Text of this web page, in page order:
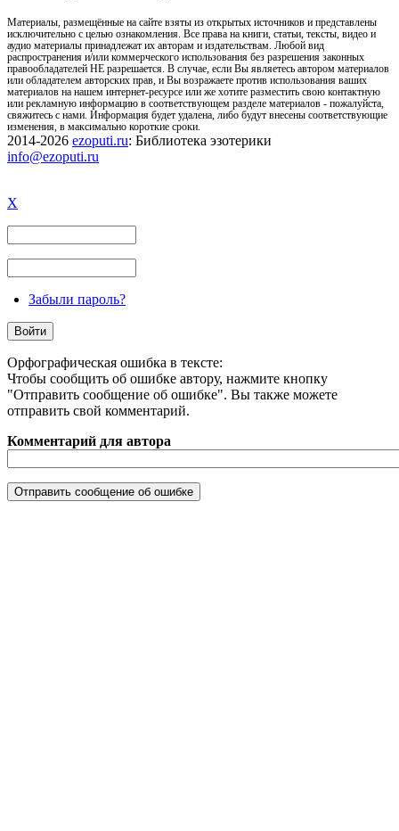
Материалы, размещённые на сайте взяты из открытых источников и представлены
исключительно с целью ознакомления. Все права на книги, статьи, тексты, видео и
аудио материалы принадлежат их авторам и издательствам. Любой вид
распространения и/или коммерческого использования без разрешения законных
правообладателей НЕ разрешается. В случае, если Вы являетесь автором материалов
или обладателем авторских прав, и Вы возражаете против использования ваших
материалов на нашем интернет-ресурсе или же хотите разместить свою контактную
или рекламную информацию в соответствующем разделе материалов - пожалуйста,
свяжитесь с нами. Информация будет удалена, либо будут внесены соответствующие
изменения, в максимально короткие сроки.
2014-2026 ezoputi.ru: Библиотека эзотерики
info@ezoputi.ru
X
Забыли пароль?
Орфографическая ошибка в тексте:
Чтобы сообщить об ошибке автору, нажмите кнопку
"Отправить сообщение об ошибке". Вы также можете
отправить свой комментарий.
Комментарий для автора